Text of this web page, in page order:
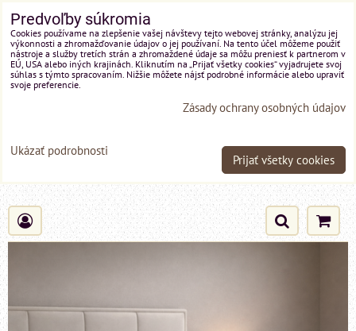
Predvoľby súkromia
Cookies používame na zlepšenie vašej návštevy tejto webovej stránky, analýzu jej
výkonnosti a zhromažďovanie údajov o jej používaní. Na tento účel môžeme použiť
nástroje a služby tretích strán a zhromaždené údaje sa môžu preniesť k partnerom v
EÚ, USA alebo iných krajinách. Kliknutím na „Prijať všetky cookies“ vyjadrujete svoj
súhlas s týmto spracovaním. Nižšie môžete nájsť podrobné informácie alebo upraviť
svoje preferencie.
Zásady ochrany osobných údajov
Ukázať podrobnosti
Prijať všetky cookies